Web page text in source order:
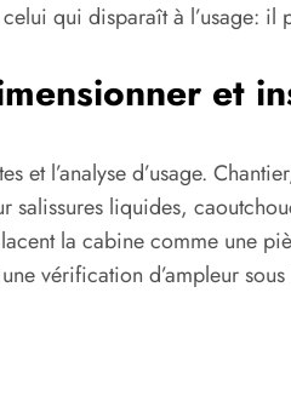
qui disparaît à l’usage: il
et
l’analyse d’usage.
salissures liquides,
la cabine comme une
vérification d’ampleur sous